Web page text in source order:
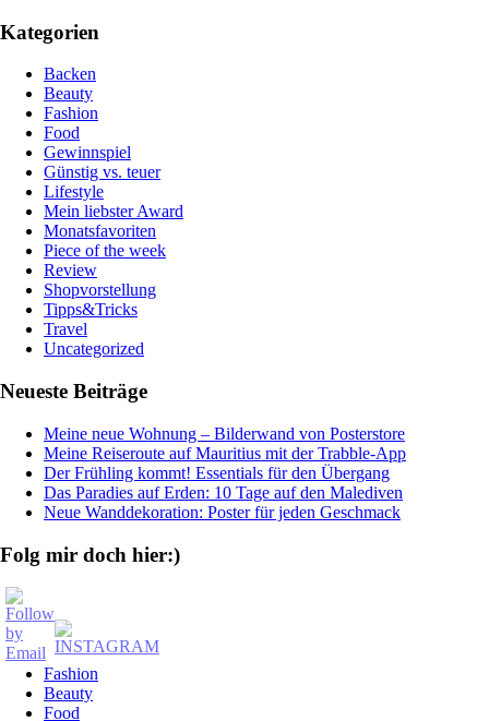
Kategorien
Backen
Beauty
Fashion
Food
Gewinnspiel
Günstig vs. teuer
Lifestyle
Mein liebster Award
Monatsfavoriten
Piece of the week
Review
Shopvorstellung
Tipps&Tricks
Travel
Uncategorized
Neueste Beiträge
Meine neue Wohnung – Bilderwand von Posterstore
Meine Reiseroute auf Mauritius mit der Trabble-App
Der Frühling kommt! Essentials für den Übergang
Das Paradies auf Erden: 10 Tage auf den Malediven
Neue Wanddekoration: Poster für jeden Geschmack
Folg mir doch hier:)
Footer
navigation
Fashion
Beauty
Food